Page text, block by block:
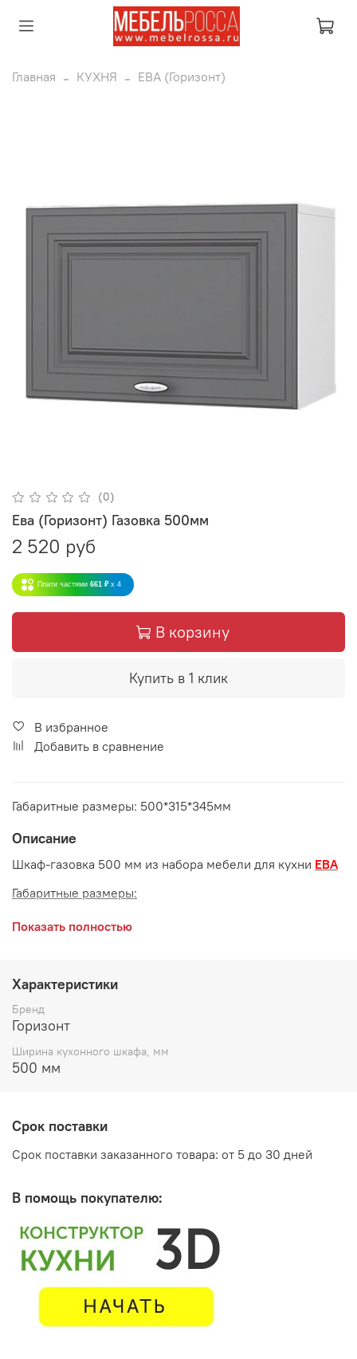
Главная КУХНЯ ЕВА (Горизонт)
(0)
Ева (Горизонт) Газовка 500мм
2 520 руб
Плати частями 661 ₽ x 4
В корзину
Купить в 1 клик
В избранное
Добавить в сравнение
Габаритные размеры: 500*315*345мм
Описание
Шкаф-газовка 500 мм из набора мебели для кухни ЕВА
Габаритные размеры:
длина 500 мм
высота 345 мм
Корпус
Показать полностью
Характеристики
Бренд
Горизонт
Ширина кухонного шкафа, мм
500 мм
Срок поставки
Срок поставки заказанного товара: от 5 до 30 дней
В помощь покупателю: